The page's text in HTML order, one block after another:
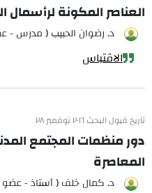
العناصر المكونة
د. رضوان الحبيب ( مدرس -
الاقتباس
تاريخ قبول البحث ٢٠١٦ نوفمبر ٢٨
دور منظمات المجتمع
المعاصرة
د. كمال خلف ( أستاذ - عضو